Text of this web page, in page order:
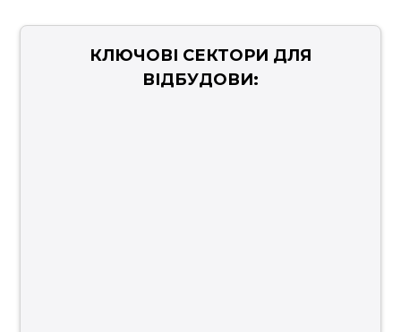
КЛЮЧОВІ СЕКТОРИ ДЛЯ
ВІДБУДОВИ: